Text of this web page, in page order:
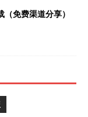
免费渠道分享）